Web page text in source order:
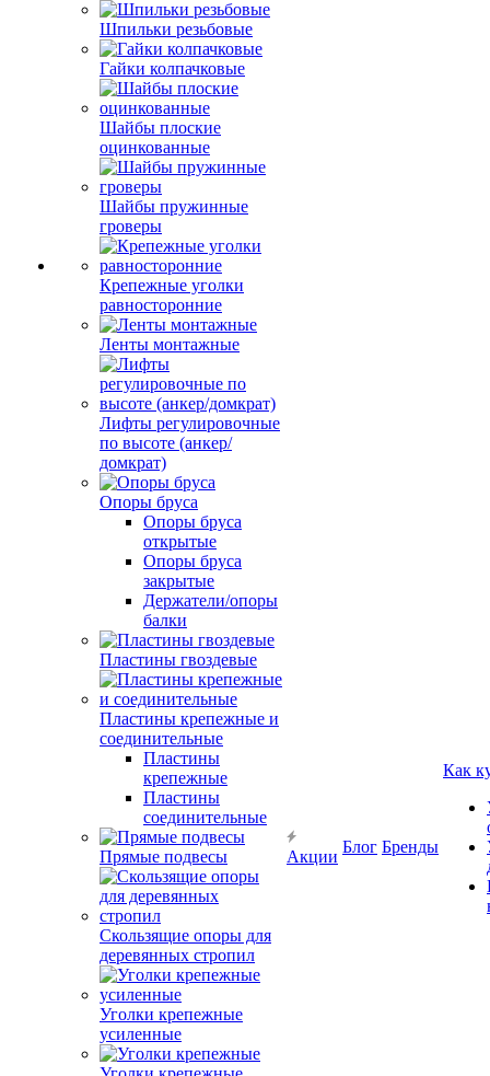
Шпильки резьбовые
Гайки колпачковые
Шайбы плоские
оцинкованные
Шайбы пружинные
гроверы
Крепежные уголки
равносторонние
Ленты монтажные
Лифты регулировочные
по высоте (анкер/
домкрат)
Опоры бруса
Опоры бруса
открытые
Опоры бруса
закрытые
Держатели/опоры
балки
Пластины гвоздевые
Пластины крепежные и
соединительные
Пластины
крепежные
Пластины
соединительные
Прямые подвесы
Скользящие опоры для
деревянных стропил
Уголки крепежные
усиленные
Акции
Блог Бренды
Как